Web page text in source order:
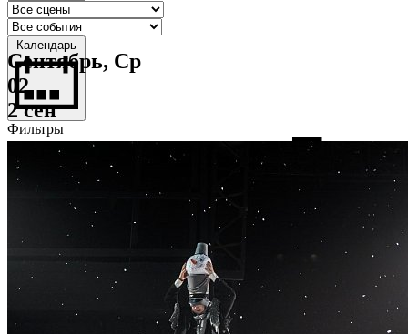
Календарь
Фильтры
Сентябрь, Ср
02
2 сен